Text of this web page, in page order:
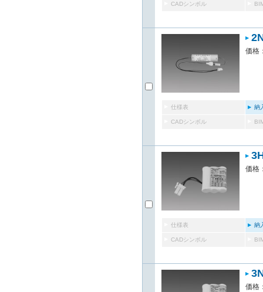
CADシンボル
価格
仕様表 納
CADシンボル
価格
仕様表 納
CADシンボル
価格